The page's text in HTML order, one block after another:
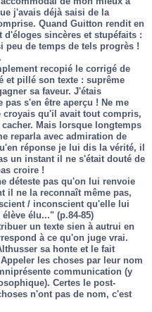
j'avais déjà saisi de la
Quand Guitton rendit en
sincères et stupéfaits :
peu de temps de tels progrès !
recopié le corrigé de
et pillé son texte : suprême
sa faveur. J'étais
s'en être aperçu ! Ne me
croyais qu'il avait tout compris,
Mais lorsque longtemps
reparla avec admiration de
réponse je lui dis la vérité, il
un instant il ne s'était douté de
croire !
déteste pas qu'on lui renvoie
il ne la reconnaît même pas,
/ inconscient qu'elle lui
élu..." (p.84-85)
un texte sien à autrui en
à ce qu'on juge vrai.
sa honte et le fait
les choses par leur nom
communication (y
Certes le post-
n'ont pas de nom, c'est